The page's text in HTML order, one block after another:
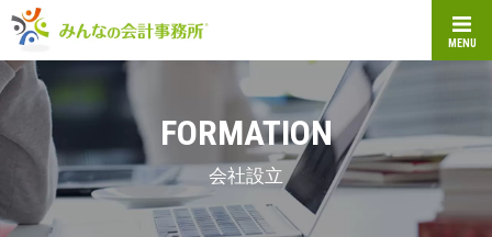
MENU
FORMATION
会社設立